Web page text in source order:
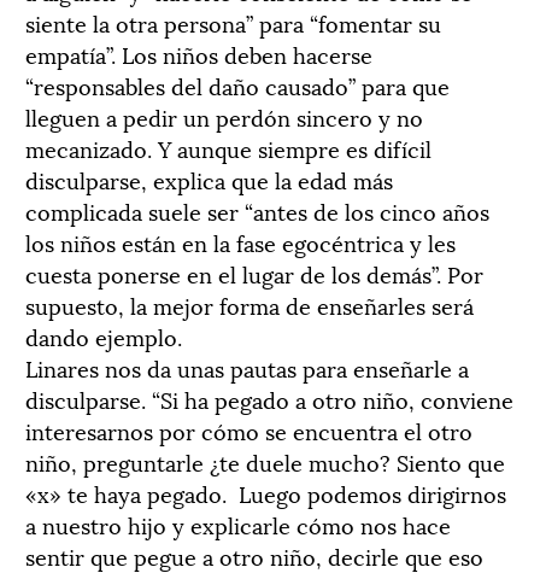
siente la otra persona” para “fomentar su
empatía”. Los niños deben hacerse
“responsables del daño causado” para que
lleguen a pedir un perdón sincero y no
mecanizado. Y aunque siempre es difícil
disculparse, explica que la edad más
complicada suele ser “antes de los cinco años
los niños están en la fase egocéntrica y les
cuesta ponerse en el lugar de los demás”. Por
supuesto, la mejor forma de enseñarles será
dando ejemplo.
Linares nos da unas pautas para enseñarle a
disculparse. “Si ha pegado a otro niño, conviene
interesarnos por cómo se encuentra el otro
niño, preguntarle ¿te duele mucho? Siento que
«x» te haya pegado. Luego podemos dirigirnos
a nuestro hijo y explicarle cómo nos hace
sentir que pegue a otro niño, decirle que eso